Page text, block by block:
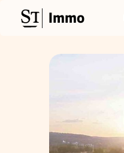
Immo